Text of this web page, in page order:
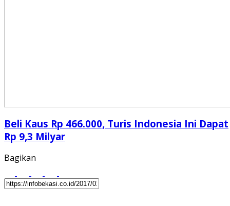
Beli Kaus Rp 466.000, Turis Indonesia Ini Dapat
Rp 9,3 Milyar
Bagikan